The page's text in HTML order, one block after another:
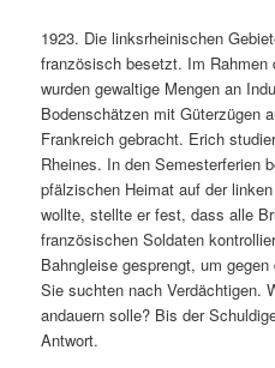
1923. Die linksrheinischen
französisch besetzt. Im Rahmen
wurden gewaltige Mengen an
Bodenschätzen mit Güterzügen
Frankreich gebracht. Erich
Rheines. In den Semesterferien
pfälzischen Heimat auf der
wollte, stellte er fest, dass alle
französischen Soldaten
Bahngleise gesprengt, um
Sie suchten nach Verdächtigen.
andauern solle? Bis der
Antwort.